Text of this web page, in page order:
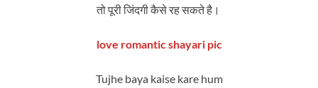
तो पूरी जिंदगी कैसे रह सकते है।
love romantic shayari pic
Tujhe baya kaise kare hum